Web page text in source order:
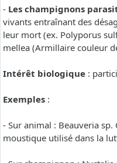
- Les champignons
vivants entraînant des
leur mort (ex. Polyporus
mellea (Armillaire couleur
Intérêt biologique :
Exemples :
- Sur animal : Beauveria
moustique utilisé dans la